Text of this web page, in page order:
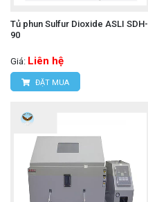
Tủ phun Sulfur Dioxide ASLI SDH-
90
Giá: Liên hệ
ĐẶT MUA